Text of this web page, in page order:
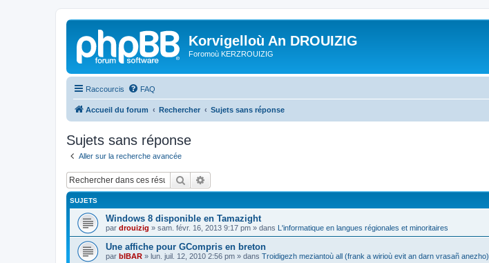
Korvigelloù An DROUIZIG
Foromoù KERZROUIZIG
Raccourcis FAQ
Accueil du forum Rechercher Sujets sans réponse
Sujets sans réponse
Aller sur la recherche avancée
Rechercher
SUJETS
Windows 8 disponible en Tamazight
par drouizig » sam. févr. 16, 2013 9:17 pm » dans L'informatique en langues régionales et minoritaires
Une affiche pour GCompris en breton
par bIBAR » lun. juil. 12, 2010 2:56 pm » dans Troidigezh meziantoù all (frank a wirioù evit an darn vrasañ anezho)